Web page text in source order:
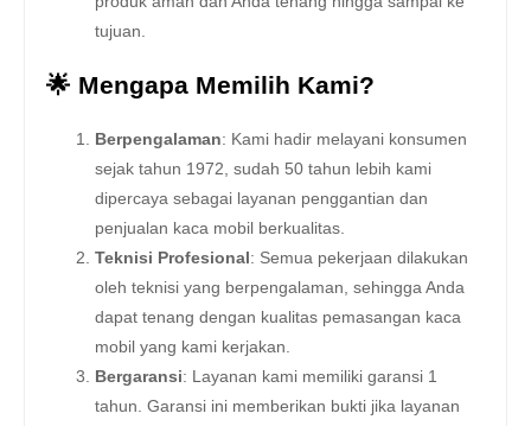
tujuan.
🌟 Mengapa Memilih Kami?
Berpengalaman: Kami hadir melayani konsumen
sejak tahun 1972, sudah 50 tahun lebih kami
dipercaya sebagai layanan penggantian dan
penjualan kaca mobil berkualitas.
Teknisi Profesional : Semua pekerjaan dilakukan
oleh teknisi yang berpengalaman, sehingga Anda
dapat tenang dengan kualitas pemasangan kaca
mobil yang kami kerjakan.
Bergaransi: Layanan kami memiliki garansi 1
tahun. Garansi ini memberikan bukti jika layanan